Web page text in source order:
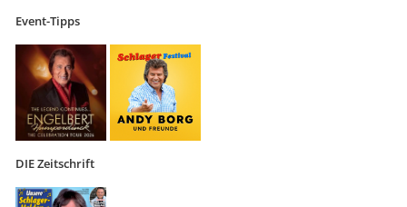
Event-Tipps
DIE Zeitschrift